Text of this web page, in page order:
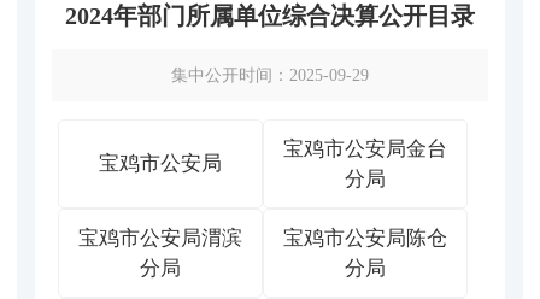
2024年部门所属单位综合决算公开目录
集中公开时间：2025-09-29
宝鸡市公安局
宝鸡市公安局金台
分局
宝鸡市公安局渭滨
分局
宝鸡市公安局陈仓
分局